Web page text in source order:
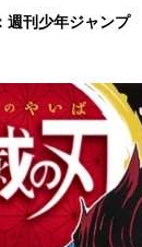
うた－楽園編－
4円（税込）【コ
うた―楽園編―［
結以降、初の完
ー！！鶯アンコ
探偵……の助手
奇妙な依頼。そ
伝する宗教団体
週刊少年ジャンプ